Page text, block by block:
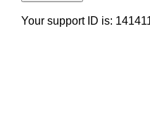
Your support ID is: